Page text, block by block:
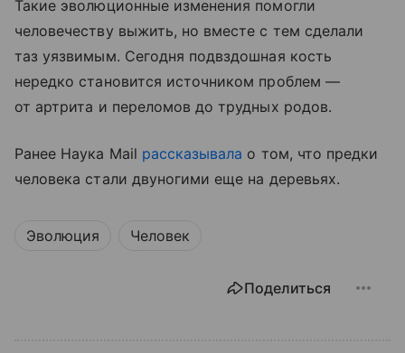
Такие эволюционные изменения помогли
человечеству выжить, но вместе с тем сделали
таз уязвимым. Сегодня подвздошная кость
нередко становится источником проблем —
от артрита и переломов до трудных родов.
Ранее Наука Mail рассказывала о том, что предки
человека стали двуногими еще на деревьях.
Эволюция Человек
Поделиться